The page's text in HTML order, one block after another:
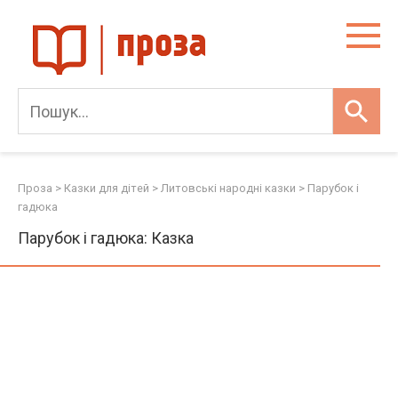
content
Проза > Казки для дітей > Литовські народні казки > Парубок і
гадюка
Парубок і гадюка: Казка